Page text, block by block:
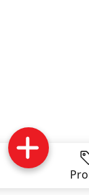
Article
- Dokter